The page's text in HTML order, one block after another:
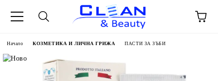
Начало КОЗМЕТИКА И ЛИЧНА ГРИЖА ПАСТИ ЗА ЗЪБИ